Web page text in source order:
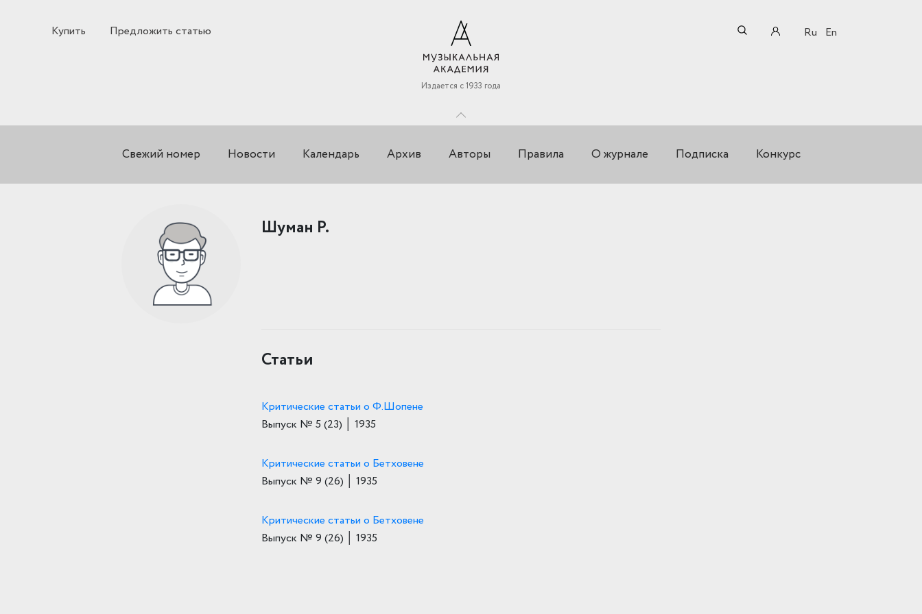
Купить Предложить статью
Издается с 1933 года
Ru En
Свежий номер Новости Календарь Архив Авторы Правила О журнале Подписка Конкурс
Шуман Р.
Статьи
Критические статьи о Ф.Шопене
Выпуск № 5 (23) │ 1935
Критические статьи о Бетховене
Выпуск № 9 (26) │ 1935
Критические статьи о Бетховене
Выпуск № 9 (26) │ 1935